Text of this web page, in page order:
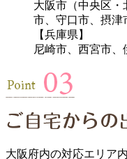
大阪市（中央区・
市、守口市、摂津
【兵庫県】
尼崎市、西宮市
大阪府内の対応エリア